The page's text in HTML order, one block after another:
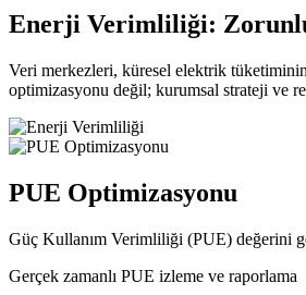
Enerji Verimliliği:
Veri merkezleri, küresel elektrik
optimizasyonu değil; kurumsal strateji ve
PUE Optimizasyonu
Güç Kullanım Verimliliği (PUE) değerini
Gerçek zamanlı PUE izleme ve raporlama